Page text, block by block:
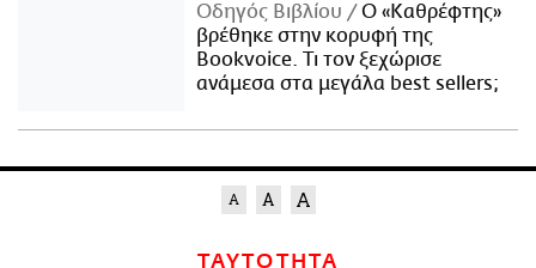
Οδηγός Βιβλίου
Ο «Καθρέφτης»
βρέθηκε στην κορυφή της
Bookvoice. Τι τον ξεχώρισε
ανάμεσα στα μεγάλα best sellers;
ΤΑΥΤΟΤΗΤΑ